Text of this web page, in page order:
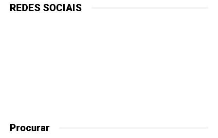
REDES SOCIAIS
Procurar